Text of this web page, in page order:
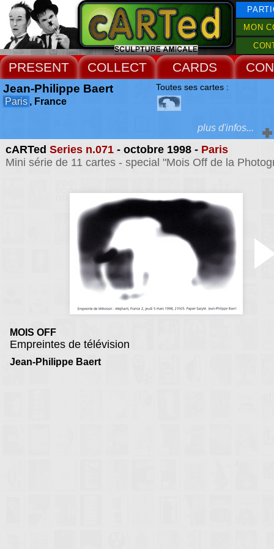
MON
PRESENT COLLECT CARDS
cARTed Series n.071- octobre 1998 - Paris
Mini série de 11 cartes - special "Mois Off de la
MOIS OFF
Empreintes de télévision
Jean-Philippe Baert
Jean-Philippe Baert
Paris , France
Toutes ses cartes :
Extras :
le principe des
est fixe et l'autre en
Cette juxtaposition
images génère une
image non figurative
l'interpolation
premières
plus d'infos...